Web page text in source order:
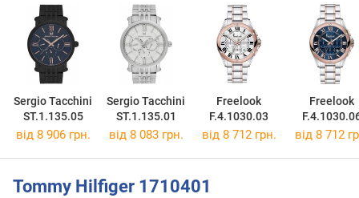
Sergio Tacchini
ST.1.135.05
Sergio Tacchini
ST.1.135.01
Freelook
F.4.1030.03
Freelook
від 8 906 грн. від 8 083 грн. від 8 712 грн. від 8 712
Tommy Hilfiger 1710401